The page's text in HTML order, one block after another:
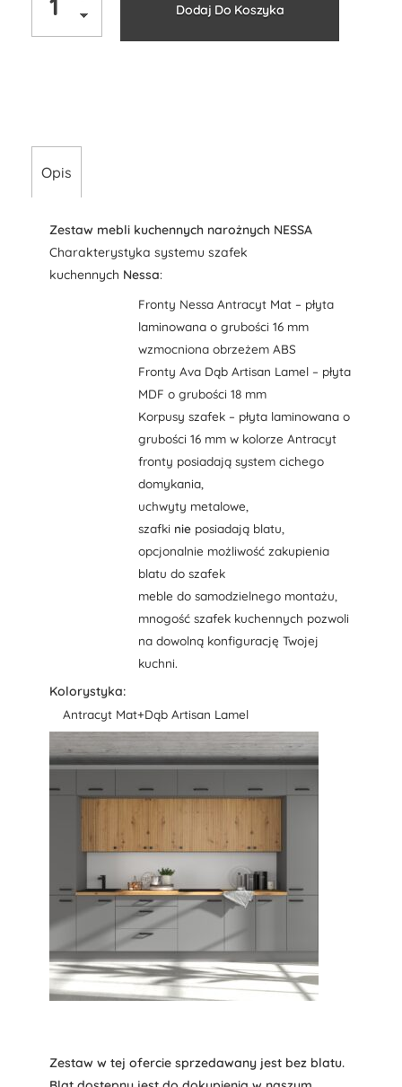
Dodaj Do Koszyka
Opis
Zestaw mebli kuchennych narożnych NESSA
Charakterystyka systemu szafek
kuchennych Nessa:
Fronty Nessa Antracyt Mat – płyta
laminowana o grubości 16 mm
wzmocniona obrzeżem ABS
Fronty Ava Dąb Artisan Lamel – płyta
MDF o grubości 18 mm
Korpusy szafek – płyta laminowana o
grubości 16 mm w kolorze Antracyt
fronty posiadają system cichego
domykania,
uchwyty metalowe,
szafki nie posiadają blatu,
opcjonalnie możliwość zakupienia
blatu do szafek
meble do samodzielnego montażu,
mnogość szafek kuchennych pozwoli
na dowolną konfigurację Twojej
kuchni.
Kolorystyka:
Antracyt Mat+Dąb Artisan Lamel
Zestaw w tej ofercie sprzedawany jest bez blatu.